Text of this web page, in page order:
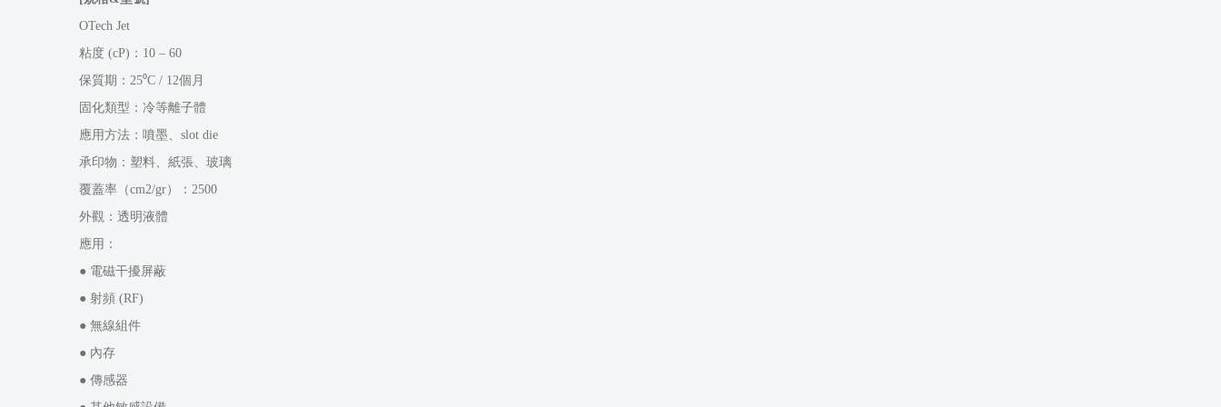
OTech Jet
粘度 (cP)：10 – 60
保質期：25⁰C / 12個月
固化類型：冷等離子體
應用方法：噴墨、slot die
承印物：塑料、紙張、玻璃
覆蓋率（cm2/gr）：2500
外觀：透明液體
應用：
● 電磁干擾屏蔽
● 射頻 (RF)
● 無線組件
● 內存
● 傳感器